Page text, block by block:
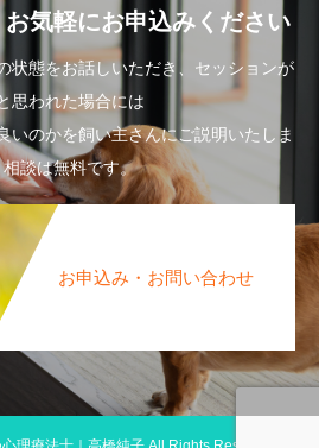
気軽にお申込みください
状態をお話しいただき、セッションが
思われた場合には
いのかを飼い主さんにご説明いたしま
相談は無料です。
お申込み・お問い合わせ